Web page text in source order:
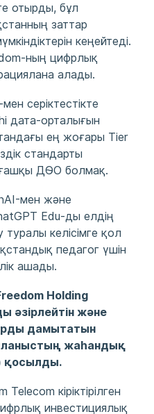
отырды, бұл
заттар
кеңейтеді.
ның цифрлық
алады.
серіктестікте
дата-орталығын
ең жоғары Tier
стандарты
ДӨО болмақ.
мен және
Edu-ды елдің
туралы келісімге қол
педагог үшін
ашады.
Holding
әзірлейтін және
дамытатын
жаһандық
қосылды.
кіріктірілген
инвестициялық